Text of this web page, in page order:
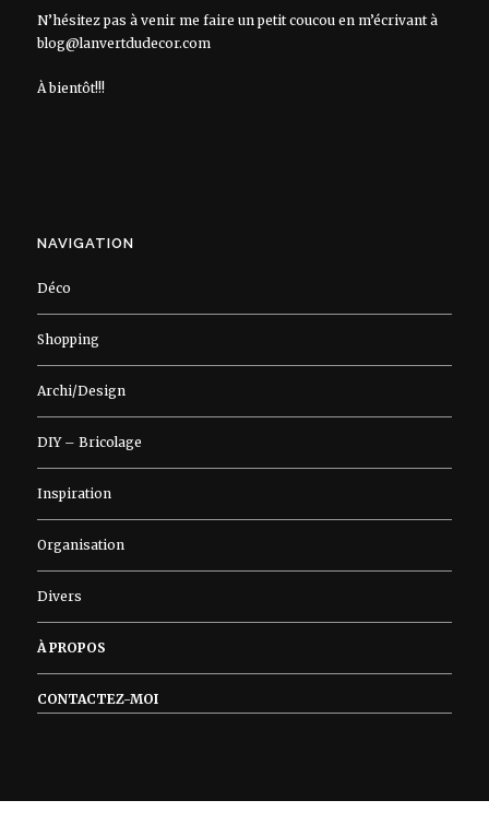
N’hésitez pas à venir me faire un petit coucou en m’écrivant à
blog@lanvertdudecor.com
À bientôt!!!
NAVIGATION
Déco
Shopping
Archi/Design
DIY – Bricolage
Inspiration
Organisation
Divers
À PROPOS
CONTACTEZ-MOI